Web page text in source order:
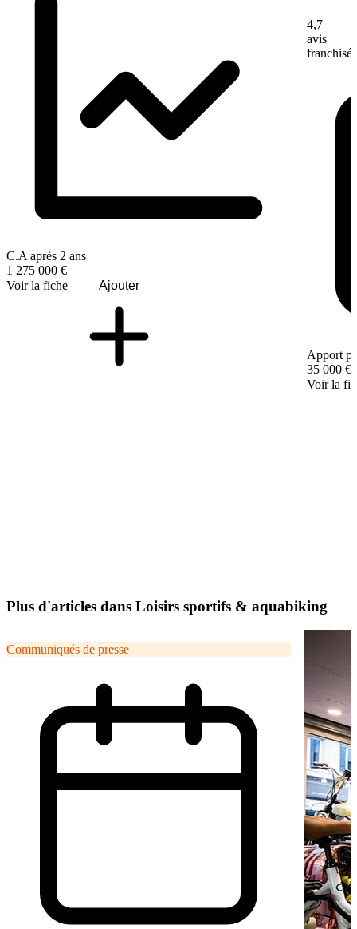
C.A après 2 ans
1 275 000 €
Voir la fiche
Ajouter
4,7
avis
franchisé
Apport
35 000 €
Voir la
Plus d'articles dans Loisirs sportifs & aquabiking
Communiqués de presse